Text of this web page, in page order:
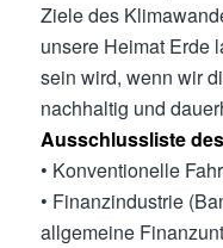
Ziele des
unsere Heimat Erde
sein wird, wenn wir
nachhaltig und
Ausschlussliste
• Konventionelle
• Finanzindustrie
allgemeine